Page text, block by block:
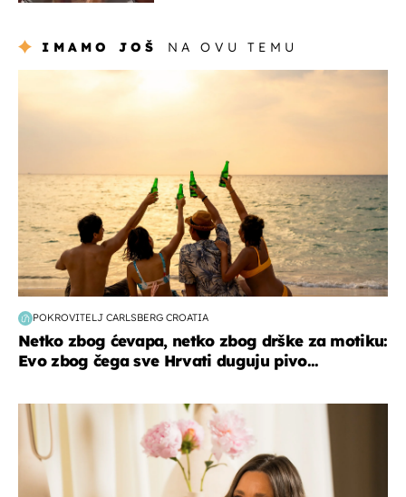
IMAMO JOŠ NA OVU TEMU
POKROVITELJ CARLSBERG CROATIA
Netko zbog ćevapa, netko zbog drške za motiku:
Evo zbog čega sve Hrvati duguju pivo...
moda & ljepota